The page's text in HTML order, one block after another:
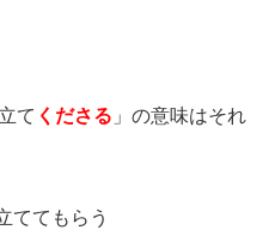
て くださる 」の意味はそれ
ててもらう